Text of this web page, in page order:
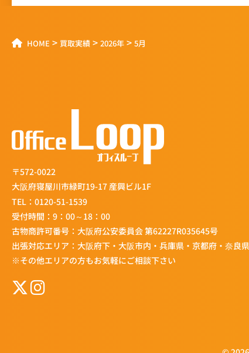
HOME > 買取実績 > 2026年 > 5月
〒572-0022
大阪府寝屋川市緑町19-17 産興ビル1F
TEL： 0120-51-1539
受付時間：9：00～18：00
古物商許可番号：大阪府公安委員会 第62227R035645号
出張対応エリア：大阪府下・大阪市内・兵庫県・京都府・奈良
※その他エリアの方もお気軽にご相談下さい